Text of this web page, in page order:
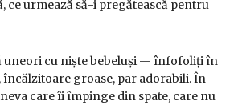
ce urmează să-i pregătească pentru
uneori cu niște bebeluși — înfofoliți în
încălzitoare groase, par adorabili. În
care îi împinge din spate, care nu